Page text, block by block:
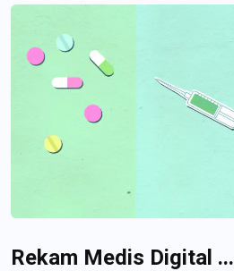
Rekam Medis Digital ...